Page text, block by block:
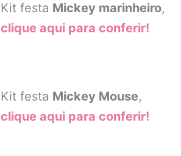
Kit festa Mickey marinheiro,
clique aqui para conferir!
Kit festa Mickey Mouse,
clique aqui para conferir!